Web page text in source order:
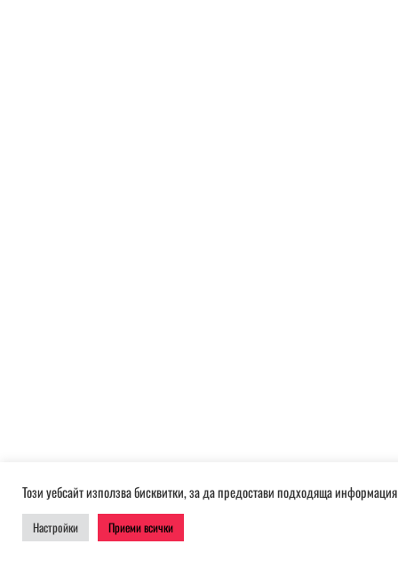
Този уебсайт използва бисквитки, за да предостави подходяща
Настройки Приеми всички